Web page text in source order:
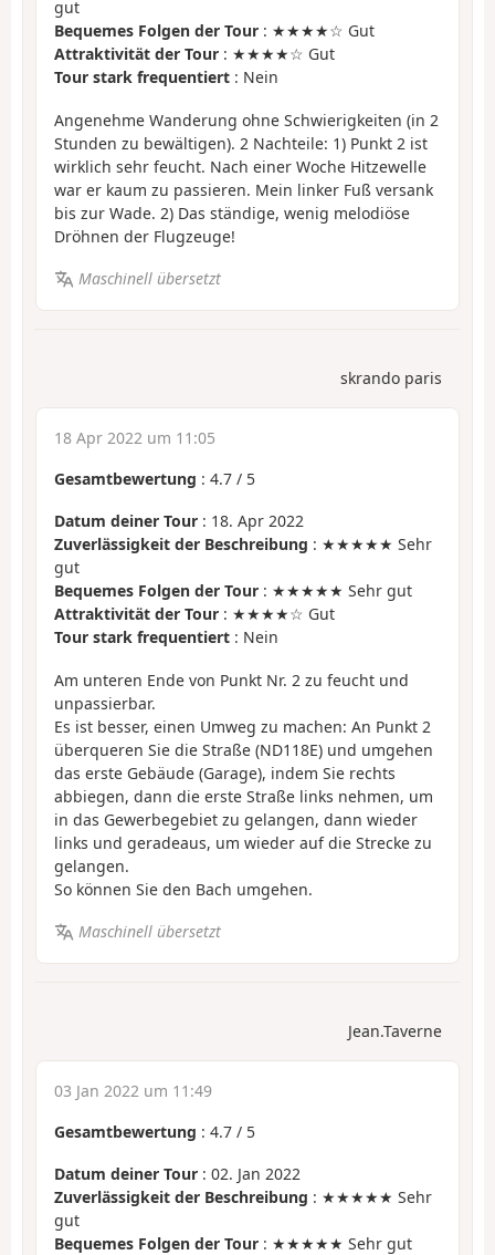
gut
Bequemes Folgen der Tour : ★★★★☆ Gut
Attraktivität der Tour : ★★★★☆ Gut
Tour stark frequentiert : Nein
Angenehme Wanderung ohne Schwierigkeiten (in 2
Stunden zu bewältigen). 2 Nachteile: 1) Punkt 2 ist
wirklich sehr feucht. Nach einer Woche Hitzewelle
war er kaum zu passieren. Mein linker Fuß versank
bis zur Wade. 2) Das ständige, wenig melodiöse
Dröhnen der Flugzeuge!
Maschinell übersetzt
skrando paris
18 Apr 2022 um 11:05
Gesamtbewertung : 4.7 / 5
Datum deiner Tour : 18. Apr 2022
Zuverlässigkeit der Beschreibung : ★★★★★ Sehr
gut
Bequemes Folgen der Tour : ★★★★★ Sehr gut
Attraktivität der Tour : ★★★★☆ Gut
Tour stark frequentiert : Nein
Am unteren Ende von Punkt Nr. 2 zu feucht und
unpassierbar.
Es ist besser, einen Umweg zu machen: An Punkt 2
überqueren Sie die Straße (ND118E) und umgehen
das erste Gebäude (Garage), indem Sie rechts
abbiegen, dann die erste Straße links nehmen, um
in das Gewerbegebiet zu gelangen, dann wieder
links und geradeaus, um wieder auf die Strecke zu
gelangen.
So können Sie den Bach umgehen.
Maschinell übersetzt
Jean.Taverne
03 Jan 2022 um 11:49
Gesamtbewertung : 4.7 / 5
Datum deiner Tour : 02. Jan 2022
Zuverlässigkeit der Beschreibung : ★★★★★ Sehr
gut
Bequemes Folgen der Tour : ★★★★★ Sehr gut